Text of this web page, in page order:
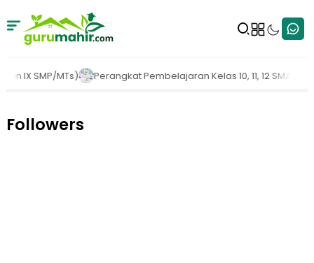
Kelas 10, 11, 12 SMA/SMK | PERANGKAT PEMBELAJARAN
Followers